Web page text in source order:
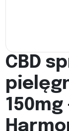
CBD